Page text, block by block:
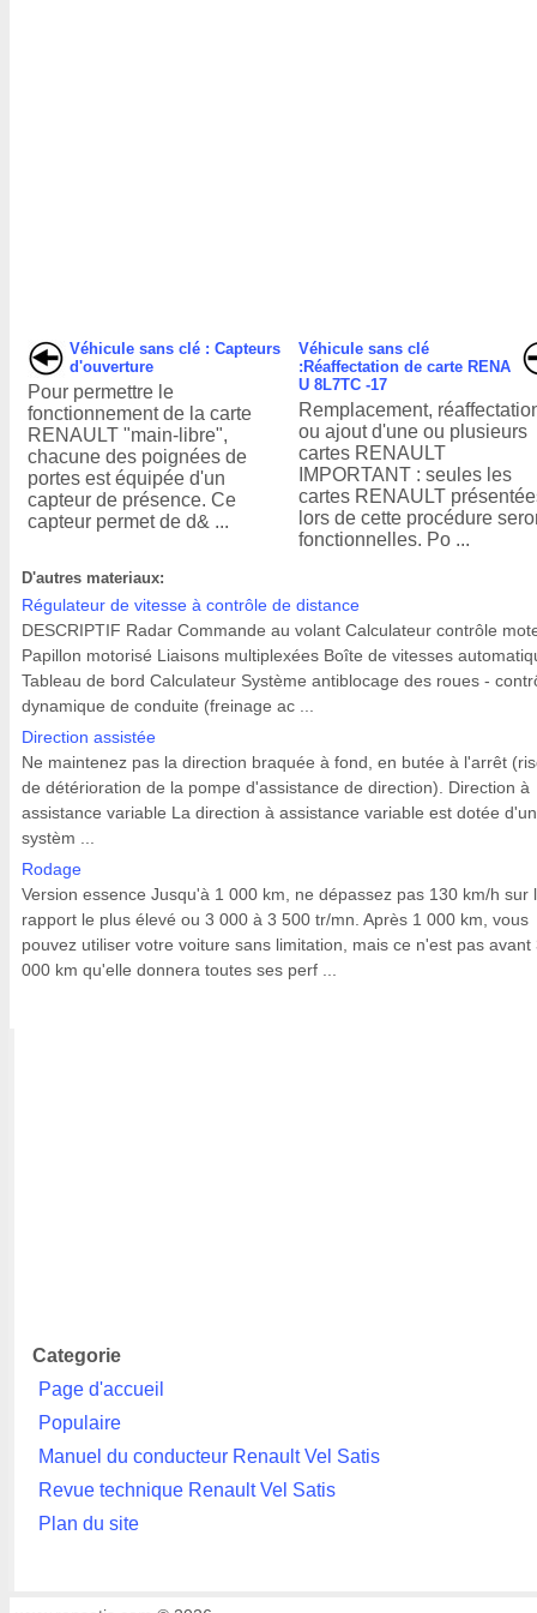
Véhicule sans clé : Capteurs
d'ouverture
Pour permettre le
fonctionnement de la carte
RENAULT "main-libre",
chacune des poignées de
portes est équipée d'un
capteur de présence. Ce
capteur permet de d& ...
Véhicule sans clé
:Réaffectation de carte RENA
U 8L7TC -17
Remplacement,
ou ajout d'une ou plusieurs
cartes RENAULT
IMPORTANT : seules les
cartes RENAULT
lors de cette procédure
fonctionnelles. Po ...
D'autres materiaux:
Régulateur de vitesse à contrôle de distance
DESCRIPTIF Radar Commande au volant Calculateur contrôle
Papillon motorisé Liaisons multiplexées Boîte de vitesses
Tableau de bord Calculateur Système antiblocage des roues -
dynamique de conduite (freinage ac ...
Direction assistée
Ne maintenez pas la direction braquée à fond, en butée à l'arrêt
de détérioration de la pompe d'assistance de direction). Direction à
assistance variable La direction à assistance variable est dotée d'un
systèm ...
Rodage
Version essence Jusqu'à 1 000 km, ne dépassez pas 130 km/h sur
rapport le plus élevé ou 3 000 à 3 500 tr/mn. Après 1 000 km, vous
pouvez utiliser votre voiture sans limitation, mais ce n'est pas avant
000 km qu'elle donnera toutes ses perf ...
Categorie
Page d'accueil
Populaire
Manuel du conducteur Renault Vel Satis
Revue technique Renault Vel Satis
Plan du site